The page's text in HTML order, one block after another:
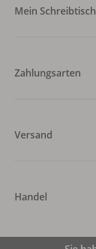
Mein
Zahlungsarten
Versand
Handel